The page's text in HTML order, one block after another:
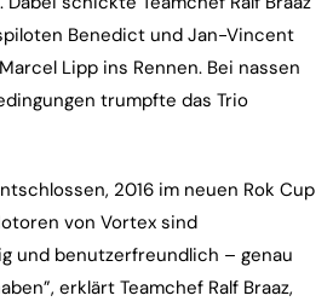
Benedict und Jan-Vincent
Lipp ins Rennen. Bei nassen
trumpfte das Trio
2016 im neuen Rok Cup
von Vortex sind
und benutzerfreundlich – genau
erklärt Teamchef Ralf Braaz,